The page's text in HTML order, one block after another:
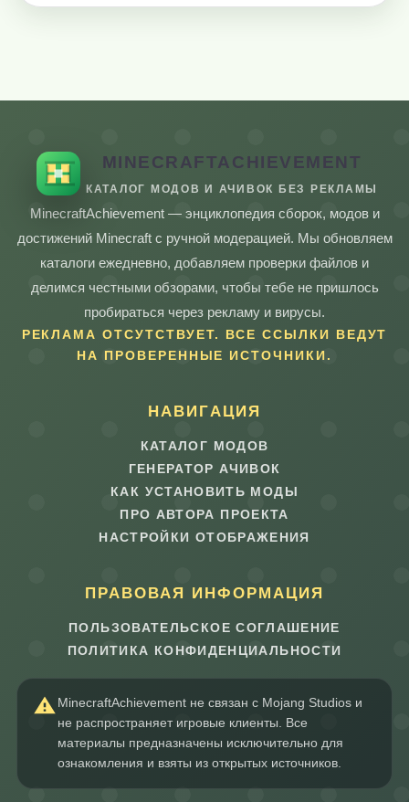
MINECRAFTACHIEVEMENT
КАТАЛОГ МОДОВ И АЧИВОК БЕЗ РЕКЛАМЫ
MinecraftAchievement — энциклопедия сборок, модов и
достижений Minecraft с ручной модерацией. Мы обновляем
каталоги ежедневно, добавляем проверки файлов и
делимся честными обзорами, чтобы тебе не пришлось
пробираться через рекламу и вирусы.
РЕКЛАМА ОТСУТСТВУЕТ. ВСЕ ССЫЛКИ ВЕДУТ
НА ПРОВЕРЕННЫЕ ИСТОЧНИКИ.
НАВИГАЦИЯ
КАТАЛОГ МОДОВ
ГЕНЕРАТОР АЧИВОК
КАК УСТАНОВИТЬ МОДЫ
ПРО АВТОРА ПРОЕКТА
НАСТРОЙКИ ОТОБРАЖЕНИЯ
ПРАВОВАЯ ИНФОРМАЦИЯ
ПОЛЬЗОВАТЕЛЬСКОЕ СОГЛАШЕНИЕ
ПОЛИТИКА КОНФИДЕНЦИАЛЬНОСТИ
MinecraftAchievement не связан с Mojang Studios и
не распространяет игровые клиенты. Все
материалы предназначены исключительно для
ознакомления и взяты из открытых источников.